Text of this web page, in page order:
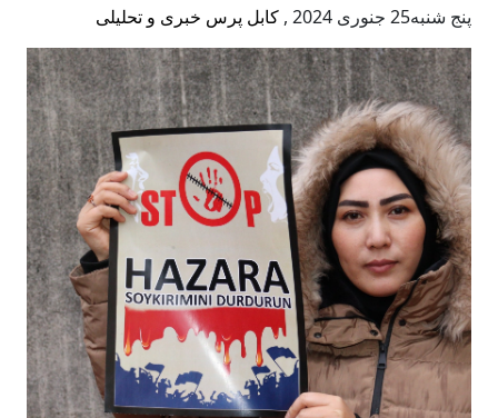
پنج شنبه25 جنوری 2024 , کابل پرس خبری و تحلیلی